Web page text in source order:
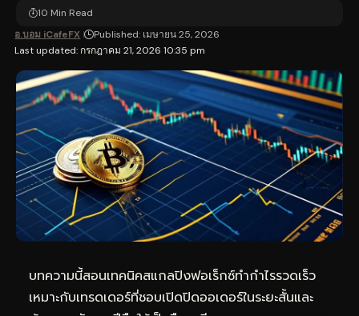
Last updated: กรกฎาคม 21, 2026 10:35 pm
อ.บอม iCafeFX Published: เมษายน 25, 2026
10 Min Read
บทความนี้สอนเทคนิคสแกลปิงฟอเร็กซ์ทำกำไรรวดเร็ว
เหมาะกับเทรดเดอร์ที่ชอบเปิดปิดออเดอร์ในระยะสั้นและ